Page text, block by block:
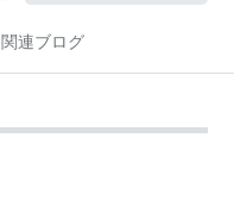
関連ブログ